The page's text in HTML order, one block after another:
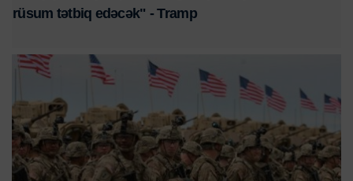
rüsum tətbiq edəcək" - Tramp